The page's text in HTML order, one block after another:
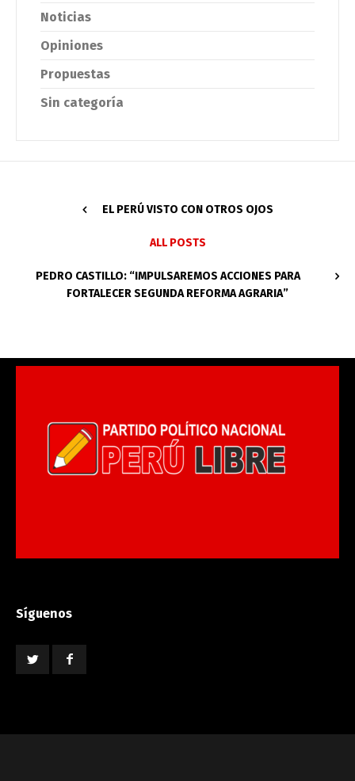
Noticias
Opiniones
Propuestas
Sin categoría
EL PERÚ VISTO CON OTROS OJOS
ALL POSTS
PEDRO CASTILLO: “IMPULSAREMOS ACCIONES PARA
FORTALECER SEGUNDA REFORMA AGRARIA”
Síguenos